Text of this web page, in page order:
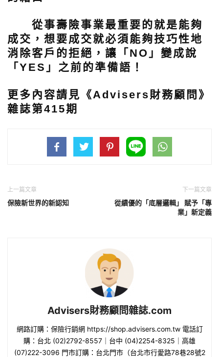
從事壽險事業最重要的就是能夠
成交，想要成交就必須能夠技巧性地
消除客戶的拒絕，讓「NO」變成說
「YES」之前的準備語！
更多內容請見《Advisers財務顧問》
雜誌第415期
上一篇文章
保險新世界的新認知
下一篇文章
從績優的「底層邏輯」 賦予「專
業」新定義
Advisers財務顧問雜誌.com
網路訂購：保險行銷網 https://shop.advisers.com.tw 電話訂
購：台北 (02)2792-8557｜台中 (04)2254-8325｜高雄
(07)222-3096 門市訂購：台北門市（台北市行愛路78巷28號2